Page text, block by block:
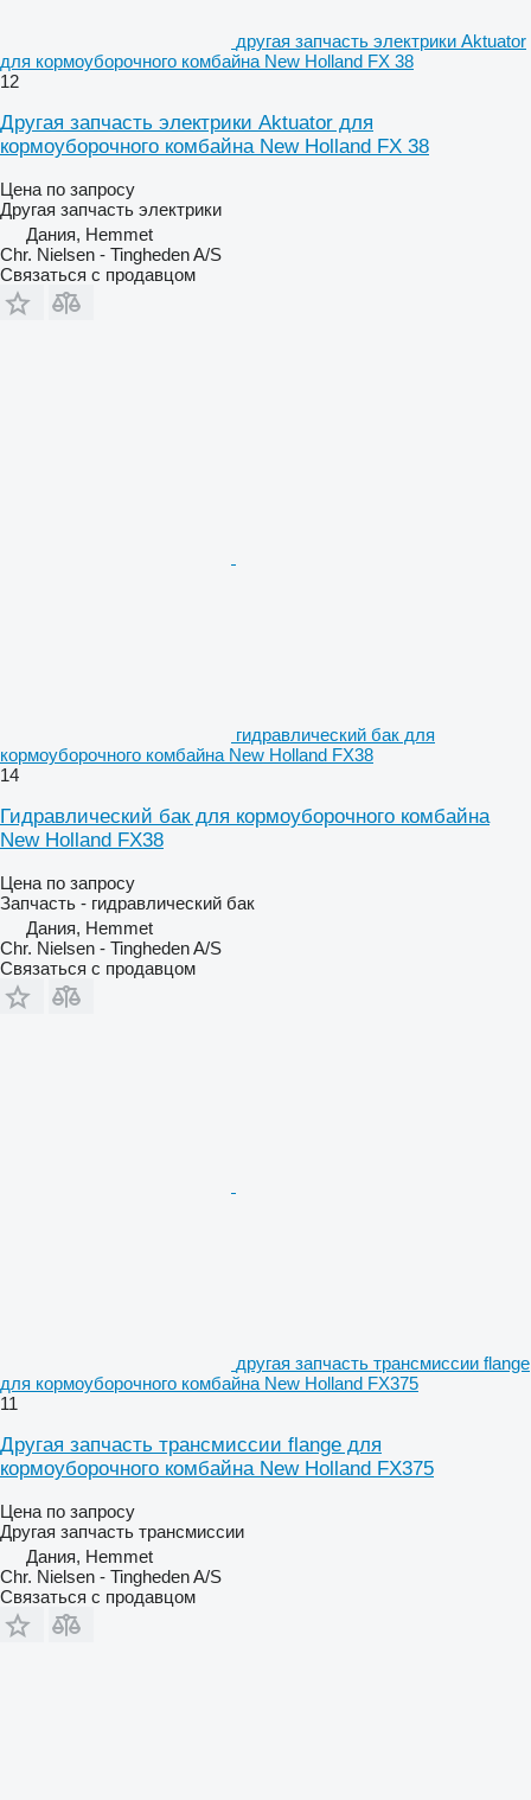
другая запчасть электрики Aktuator
для кормоуборочного комбайна New Holland FX 38
12
Другая запчасть электрики Aktuator для
кормоуборочного комбайна New Holland FX 38
Цена по запросу
Другая запчасть электрики
Дания, Hemmet
Chr. Nielsen - Tingheden A/S
Связаться с продавцом
гидравлический бак для
кормоуборочного комбайна New Holland FX38
14
Гидравлический бак для кормоуборочного комбайна
New Holland FX38
Цена по запросу
Запчасть - гидравлический бак
Дания, Hemmet
Chr. Nielsen - Tingheden A/S
Связаться с продавцом
другая запчасть трансмиссии flange
для кормоуборочного комбайна New Holland FX375
11
Другая запчасть трансмиссии flange для
кормоуборочного комбайна New Holland FX375
Цена по запросу
Другая запчасть трансмиссии
Дания, Hemmet
Chr. Nielsen - Tingheden A/S
Связаться с продавцом